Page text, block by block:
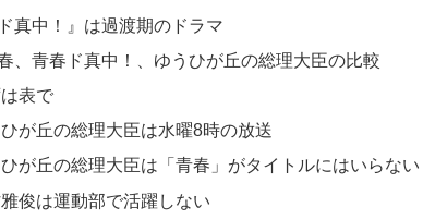
ド真中！』は過渡期のドラマ
、青春ド真中！、ゆうひが丘の総理大臣の比較
表で
が丘の総理大臣は水曜8時の放送
が丘の総理大臣は「青春」がタイトルにはいらない
俊は運動部で活躍しない